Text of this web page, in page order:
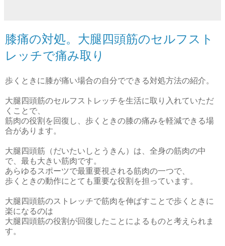
膝痛の対処。大腿四頭筋のセルフスト
レッチで痛み取り
歩くときに膝が痛い場合の自分でできる対処方法の紹介。
大腿四頭筋のセルフストレッチを生活に取り入れていただ
くことで、
筋肉の役割を回復し、歩くときの膝の痛みを軽減できる場
合があります。
大腿四頭筋（だいたいしとうきん）は、全身の筋肉の中
で、最も大きい筋肉です。
あらゆるスポーツで最重要視される筋肉の一つで、
歩くときの動作にとても重要な役割を担っています。
大腿四頭筋のストレッチで筋肉を伸ばすことで歩くときに
楽になるのは
大腿四頭筋の役割が回復したことによるものと考えられま
す。